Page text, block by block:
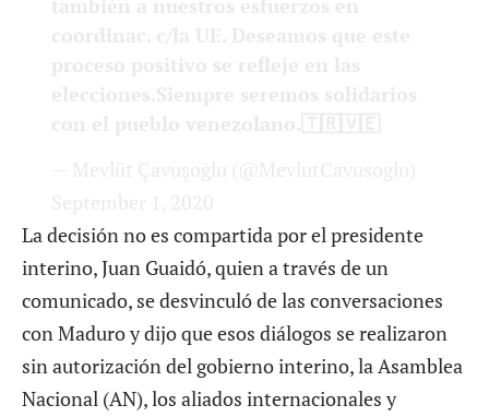
La decisión no es compartida por el presidente
interino, Juan Guaidó, quien a través de un
comunicado, se desvinculó de las conversaciones
con Maduro y dijo que esos diálogos se realizaron
sin autorización del gobierno interino, la Asamblea
Nacional (AN), los aliados internacionales y